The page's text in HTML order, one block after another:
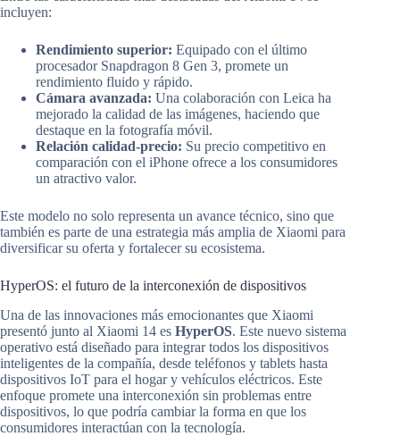
incluyen:
Rendimiento superior: Equipado con el último
procesador Snapdragon 8 Gen 3, promete un
rendimiento fluido y rápido.
Cámara avanzada: Una colaboración con Leica ha
mejorado la calidad de las imágenes, haciendo que
destaque en la fotografía móvil.
Relación calidad-precio: Su precio competitivo en
comparación con el iPhone ofrece a los consumidores
un atractivo valor.
Este modelo no solo representa un avance técnico, sino que
también es parte de una estrategia más amplia de Xiaomi para
diversificar su oferta y fortalecer su ecosistema.
HyperOS: el futuro de la interconexión de dispositivos
Una de las innovaciones más emocionantes que Xiaomi
presentó junto al Xiaomi 14 es HyperOS. Este nuevo sistema
operativo está diseñado para integrar todos los dispositivos
inteligentes de la compañía, desde teléfonos y tablets hasta
dispositivos IoT para el hogar y vehículos eléctricos. Este
enfoque promete una interconexión sin problemas entre
dispositivos, lo que podría cambiar la forma en que los
consumidores interactúan con la tecnología.